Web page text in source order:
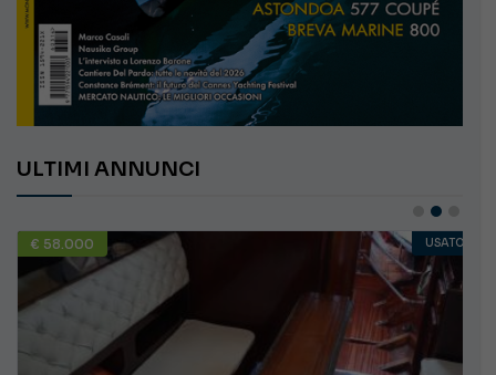
ULTIMI ANNUNCI
€ 58.000 USATO